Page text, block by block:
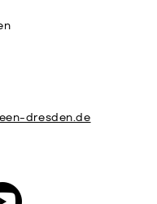
dresden.de